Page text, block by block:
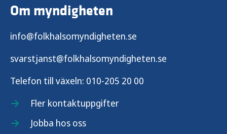
Om myndigheten
info@folkhalsomyndigheten.se
svarstjanst@folkhalsomyndigheten.se
Telefon till växeln: 010-205 20 00
Fler kontaktuppgifter
Jobba hos oss